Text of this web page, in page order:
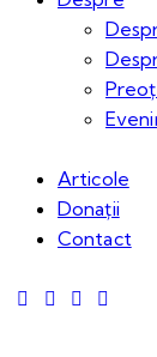
Articole
Donații
Contact